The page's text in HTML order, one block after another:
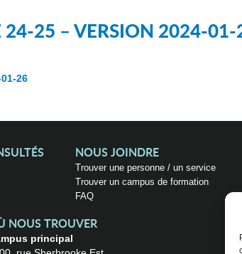
24-25 – VERSION 2024-01-
26
NOUS JOINDRE
Trouver une personne / un service
Trouver un campus de formation
FAQ
NOUS TROUVER
principal